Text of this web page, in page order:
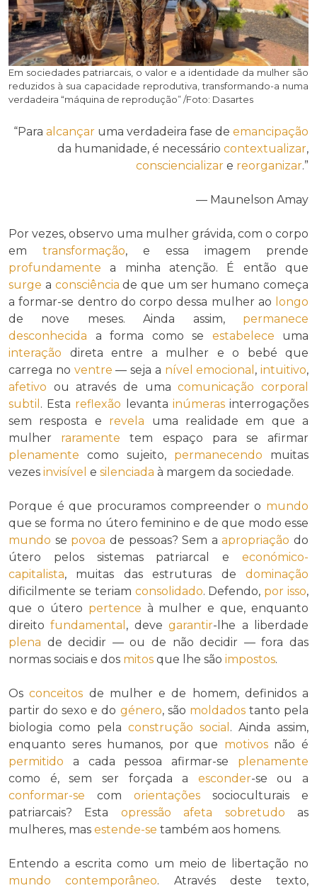
Em sociedades patriarcais, o valor e a identidade da mulher são
reduzidos à sua capacidade reprodutiva, transformando-a numa
verdadeira “máquina de reprodução” /Foto: Dasartes
“Para alcançar uma verdadeira fase de emancipação
da humanidade, é necessário contextualizar,
consciencializar e reorganizar.”
— Maunelson Amay
Por vezes, observo uma mulher grávida, com o corpo
em transformação, e essa imagem prende
profundamente a minha atenção. É então que
surge a consciência de que um ser humano começa
a formar-se dentro do corpo dessa mulher ao longo
de nove meses. Ainda assim, permanece
desconhecida a forma como se estabelece uma
interação direta entre a mulher e o bebé que
carrega no ventre — seja a nível emocional , intuitivo,
afetivo ou através de umacomunicação corporal
subtil . Esta reflexão levanta inúmerasinterrogações
sem resposta e revela uma realidade em que a
mulher raramente tem espaço para se afirmar
plenamente como sujeito, permanecendo muitas
vezes invisível e silenciada à margem da sociedade.
Porque é que procuramos compreender o mundo
que se forma no útero feminino e de que modo esse
mundo se povoa de pessoas? Sem aapropriação do
útero pelos sistemas patriarcal e económico-
capitalista, muitas das estruturas de dominação
dificilmente se teriam consolidado. Defendo, por isso,
que o útero pertence à mulher e que, enquanto
direitofundamental , devegarantir-lhe a liberdade
plena de decidir — ou de não decidir — fora das
normas sociais e dos mitos que lhe são impostos.
Osconceitos de mulher e de homem, definidos a
partir do sexo e do género, são moldadostanto pela
biologia como pela construção social . Ainda assim,
enquanto seres humanos, por que motivosnão é
permitido a cada pessoa afirmar-se plenamente
como é, sem ser forçada a esconder-se ou a
conformar-se com orientações socioculturais e
patriarcais? Esta opressão afeta sobretudo as
mulheres, mas estende-se também aos homens.
Entendo a escrita como um meio de libertação no
mundo
contemporâneo. Através deste texto,